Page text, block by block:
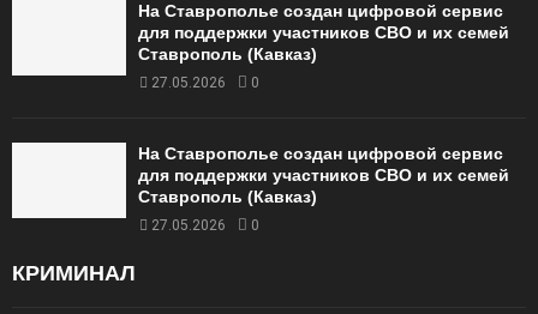
На Ставрополье создан цифровой сервис
для поддержки участников СВО и их семей
Ставрополь (Кавказ)
27.05.2026 0
На Ставрополье создан цифровой сервис
для поддержки участников СВО и их семей
Ставрополь (Кавказ)
27.05.2026 0
КРИМИНАЛ